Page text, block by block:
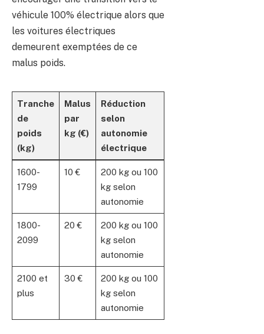
véhicule 100% électrique alors que
les voitures électriques
demeurent exemptées de ce
malus poids.
Tranche
de
poids
(kg)
Malus
par
kg (€)
Réduction
selon
autonomie
électrique
1600-
1799
10 €
200 kg ou 100
kg selon
autonomie
1800-
2099
20 €
200 kg ou 100
kg selon
autonomie
2100 et
plus
30 €
200 kg ou 100
kg selon
autonomie